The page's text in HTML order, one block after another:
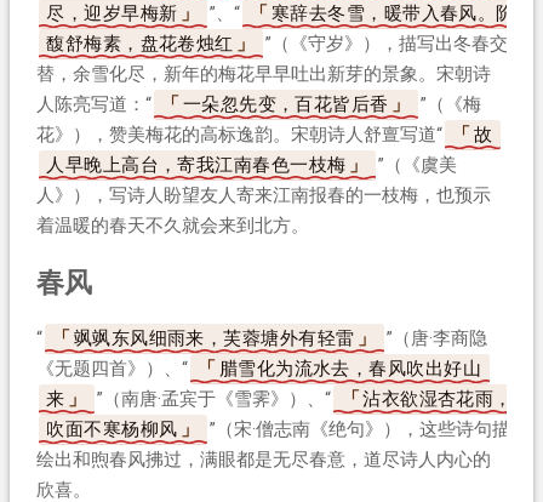
尽，迎岁早梅新
”、“
寒辞去冬雪，暖带入春风。阶
馥舒梅素，盘花卷烛红
”（《守岁》），描写出冬春交
替，余雪化尽，新年的梅花早早吐出新芽的景象。宋朝诗
人陈亮写道：“
一朵忽先变，百花皆后香
”（《梅
花》），赞美梅花的高标逸韵。宋朝诗人舒亶写道“
故
人早晚上高台，寄我江南春色一枝梅
”（《虞美
人》），写诗人盼望友人寄来江南报春的一枝梅，也预示
着温暖的春天不久就会来到北方。
春风
“ 飒飒东风细雨来，芙蓉塘外有轻雷
”（唐·李商隐
《无题四首》）、“
腊雪化为流水去，春风吹出好山
来
”（南唐·孟宾于《雪霁》）、“
沾衣欲湿杏花雨，
吹面不寒杨柳风
”（宋·僧志南《绝句》），这些诗句描
绘出和煦春风拂过，满眼都是无尽春意，道尽诗人内心的
欣喜。